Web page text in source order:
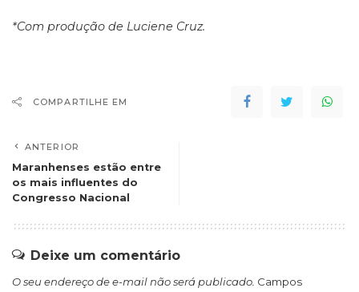
*Com produção de Luciene Cruz.
COMPARTILHE EM
ANTERIOR
Maranhenses estão entre
os mais influentes do
Congresso Nacional
Deixe um comentário
O seu endereço de e-mail não será publicado. Campos